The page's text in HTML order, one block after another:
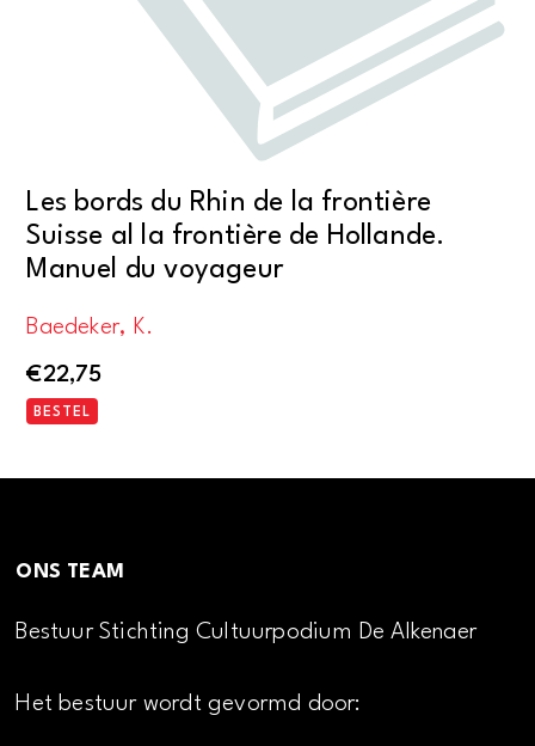
Les bords du Rhin de la frontière
Suisse al la frontière de Hollande.
Manuel du voyageur
Baedeker, K.
€22,75
BESTEL
ONS TEAM
Bestuur Stichting Cultuurpodium De Alkenaer
Het bestuur wordt gevormd door: